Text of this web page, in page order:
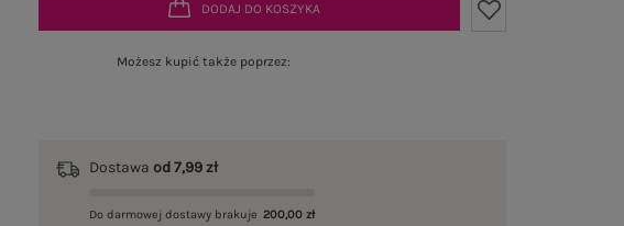
DODAJ DO KOSZYKA
Możesz kupić także poprzez:
Dostawaod 7,99 zł
Do darmowej dostawy brakuje 200,00 zł